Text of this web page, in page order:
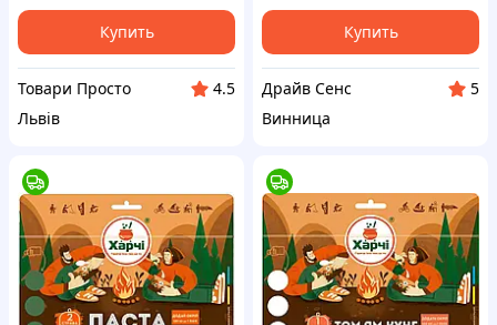
Купить
Товари Просто
4.5
Львів
Купить
Драйв Сенс
5
Винница